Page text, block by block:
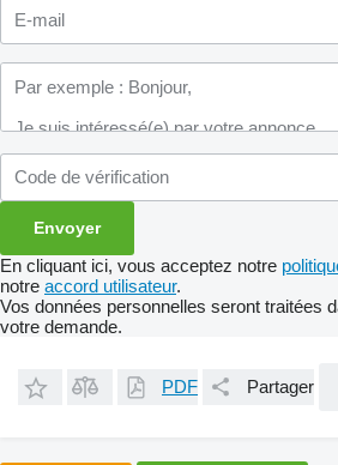
En cliquant ici, vous acceptez notre
notre accord utilisateur.
Vos données personnelles seront traitées
votre demande.
PDF Partager